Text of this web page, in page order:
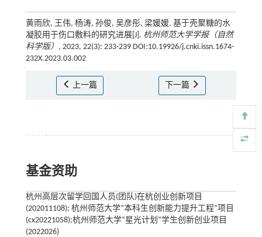
黄雨欣, 王伟, 杨涛, 孙俊, 吴彦彤, 梁媛媛. 基于壳聚糖的水
凝胶用于伤口敷料的研究进展[J]. 杭州师范大学学报（自然
科学版） , 2023, 22(3): 233-239 DOI:10.19926/j.cnki.issn.1674-
232X.2023.03.002
上一篇 下一篇
基金资助
杭州高层次留学回国人员(团队)在杭创业创新项目
(202011108); 杭州师范大学“本科生创新能力提升工程”项目
(cx20221058);杭州师范大学“星光计划”学生创新创业项目
(2022026)